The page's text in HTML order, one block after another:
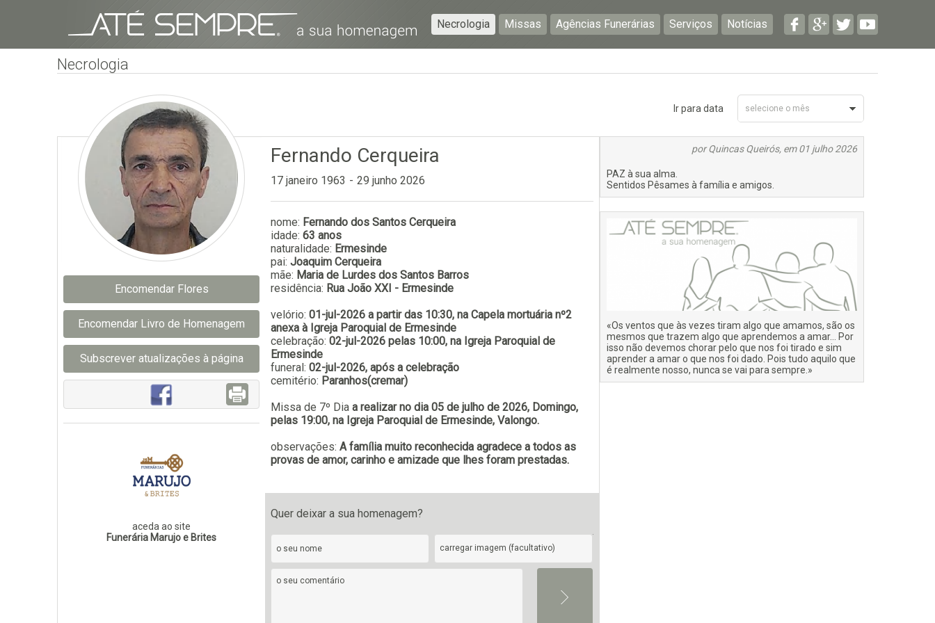
Necrologia Missas Agências Funerárias Serviços Notícias
Necrologia
Fernando Cerqueira
17 janeiro 1963 - 29 junho 2026
nome: Fernando dos Santos Cerqueira
idade: 63 anos
naturalidade: Ermesinde
pai: Joaquim Cerqueira
mãe: Maria de Lurdes dos Santos Barros
residência: Rua João XXI - Ermesinde
velório: 01-jul-2026 a partir das 10:30, na Capela mortuária nº2
anexa à Igreja Paroquial de Ermesinde
celebração: 02-jul-2026 pelas 10:00, na Igreja Paroquial de
Ermesinde
funeral: 02-jul-2026, após a celebração
cemitério: Paranhos(cremar)
Missa de 7º Dia a realizar no dia 05 de julho de 2026, Domingo,
pelas 19:00, na Igreja Paroquial de Ermesinde, Valongo.
observações: A família muito reconhecida agradece a todos as
provas de amor, carinho e amizade que lhes foram prestadas.
Encomendar Flores
Encomendar Livro de Homenagem
Subscrever atualizações à página
aceda ao site
Funerária Marujo e Brites
Quer deixar a sua homenagem?
carregar imagem (facultativo)
selecione o mês
Julho 2026
Ir para data
por Quincas Queirós, em 01 julho 2026
PAZ à sua alma.
Sentidos Pêsames à família e amigos.
«Os ventos que às vezes tiram algo que amamos, são os
mesmos que trazem algo que aprendemos a amar… Por
isso não devemos chorar pelo que nos foi tirado e sim
aprender a amar o que nos foi dado. Pois tudo aquilo que
é realmente nosso, nunca se vai para sempre.»
falecimentos em determinado concelho.
Subscrever